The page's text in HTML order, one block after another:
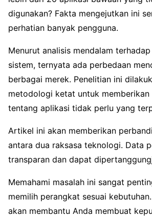
digunakan? Fakta mengejutkan ini
perhatian banyak pengguna.
Menurut analisis mendalam
sistem, ternyata ada perbedaan
berbagai merek. Penelitian ini
metodologi ketat untuk memberikan
tentang aplikasi tidak perlu yang
Artikel ini akan memberikan
antara dua raksasa teknologi. Data
transparan dan dapat
Memahami masalah ini sangat
memilih perangkat sesuai
akan membantu Anda membuat